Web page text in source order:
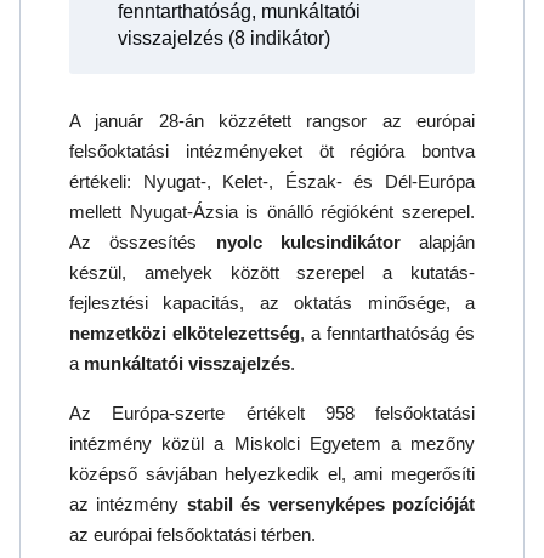
fenntarthatóság, munkáltatói
visszajelzés (8 indikátor)
A január 28-án közzétett rangsor az európai
felsőoktatási intézményeket öt régióra bontva
értékeli: Nyugat-, Kelet-, Észak- és Dél-Európa
mellett Nyugat-Ázsia is önálló régióként szerepel.
Az összesítés nyolc kulcsindikátoralapján
készül, amelyek között szerepel a kutatás-
fejlesztési kapacitás, az oktatás minősége, a
nemzetközi elkötelezettség, a fenntarthatóság és
a munkáltatói visszajelzés.
Az Európa-szerte értékelt 958 felsőoktatási
intézmény közül a Miskolci Egyetem a mezőny
középső sávjában helyezkedik el, ami megerősíti
az intézmény stabil és versenyképes pozícióját
az európai felsőoktatási térben.